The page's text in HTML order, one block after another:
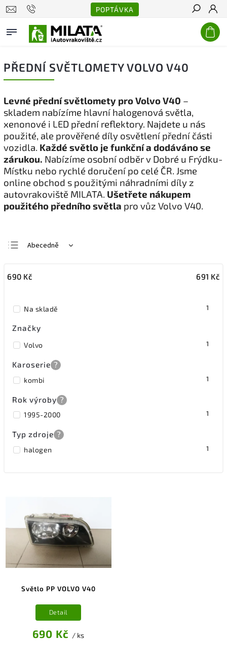
POPTÁVKA
Hledat
PŘEDNÍ SVĚTLOMETY VOLVO V40
Levné přední světlomety pro Volvo V40 –
skladem nabízíme hlavní halogenová světla,
xenonové i LED přední reflektory. Najdete u nás
použité, ale prověřené díly osvětlení přední části
vozidla. Každé světlo je funkční a dodáváno se
zárukou. Nabízíme osobní odběr v Dobré u Frýdku-
Místku nebo rychlé doručení po celé ČR. Jsme
online obchod s použitými náhradními díly z
autovrakoviště MILATA. Ušetřete nákupem
použitého předního světla pro vůz Volvo V40.
Abecedně
Nejdražší
690 Kč 691 Kč
Na skladě 1
Značky
Volvo 1
Karoserie ?
kombi 1
Rok výroby ?
1995-2000 1
Typ zdroje ?
halogen 1
Světlo PP VOLVO V40
690 Kč / ks
Detail